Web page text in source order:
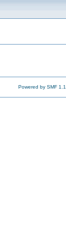
Powered by SMF